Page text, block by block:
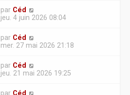
par Céd
jeu. 4 juin 2026 08:04
par Céd
mer. 27 mai 2026 21:18
par Céd
jeu. 21 mai 2026 19:25
par Céd